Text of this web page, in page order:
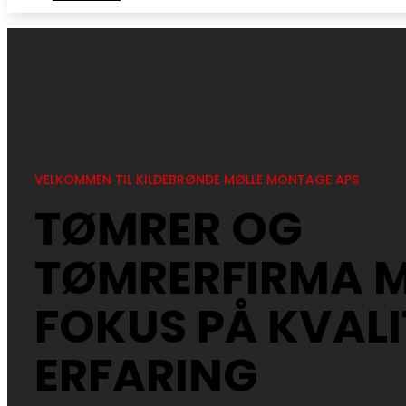
VELKOMMEN TIL KILDEBRØNDE MØLLE MONTAGE APS
TØMRER OG
TØMRERFIRMA
FOKUS PÅ
ERFARING